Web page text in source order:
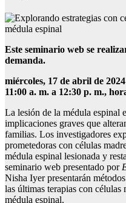
Este seminario web se
demanda.
miércoles, 17 de abril de 2024
11:00 a. m. a 12:30 p. m.,
La lesión de la médula espinal
implicaciones graves que
familias. Los investigadores
prometedoras con células
médula espinal lesionada y
seminario web presentado por
Nisha Iyer presentarán
las últimas terapias con células
médula espinal.